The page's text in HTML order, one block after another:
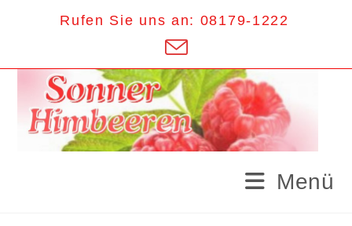
Rufen Sie uns an: 08179-1222
Menü